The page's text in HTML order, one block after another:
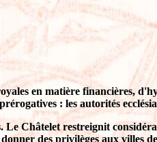
en matière financières,
: les autorités
Le Châtelet restreignit
des privilèges aux villes